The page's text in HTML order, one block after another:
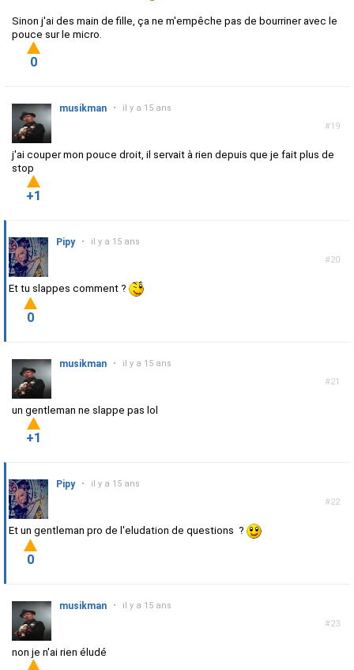
Sinon j'ai des main de fille, ça ne m'empêche pas de bourriner avec le
pouce sur le micro.
0
#19
musikman • il y a 15 ans
j'ai couper mon pouce droit, il servait à rien depuis que je fait plus de
stop
+1
#20
Pipy • il y a 15 ans
Et tu slappes comment ?
0
#21
musikman • il y a 15 ans
un gentleman ne slappe pas lol
+1
#22
Pipy • il y a 15 ans
Et un gentleman pro de l'eludation de questions ?
0
#23
musikman • il y a 15 ans
non je n'ai rien éludé